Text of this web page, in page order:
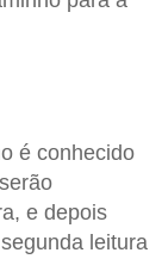
é conhecido
e depois
leitura